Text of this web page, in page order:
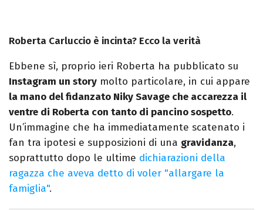
Roberta Carluccio è incinta? Ecco la verità
Ebbene sì, proprio ieri Roberta ha pubblicato su
Instagram un story molto particolare, in cui appare
la mano del fidanzato Niky Savage che accarezza il
ventre di Roberta con tanto di pancino sospetto.
Un’immagine che ha immediatamente scatenato i
fan tra ipotesi e supposizioni di una gravidanza,
soprattutto dopo le ultime dichiarazioni della
ragazza che aveva detto di voler "allargare la
famiglia".